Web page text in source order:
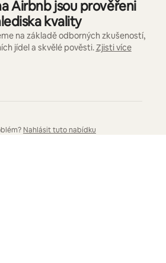
Airbnb jsou prověřeni
kvality
na základě odborných zkušeností,
jídel a skvělé pověsti.Zjisti více
Nahlásit tuto nabídku